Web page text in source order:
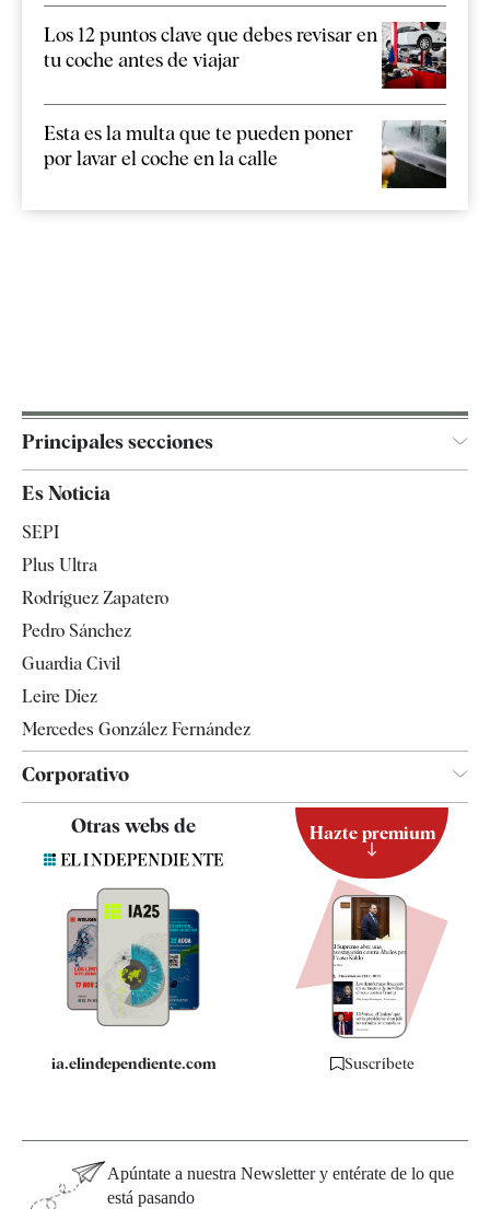
Los 12 puntos clave que debes revisar en
tu coche antes de viajar
Esta es la multa que te pueden poner
por lavar el coche en la calle
Principales secciones
Televisión
Es Noticia
SEPI
Plus Ultra
Rodríguez Zapatero
Pedro Sánchez
Guardia Civil
Leire Díez
Mercedes González Fernández
Corporativo
Quiénes somos
Especificaciones
Otras webs de
ia.elindependiente.com
Hazte premium
Suscríbete
Apúntate a nuestra Newsletter y entérate de lo que
está pasando